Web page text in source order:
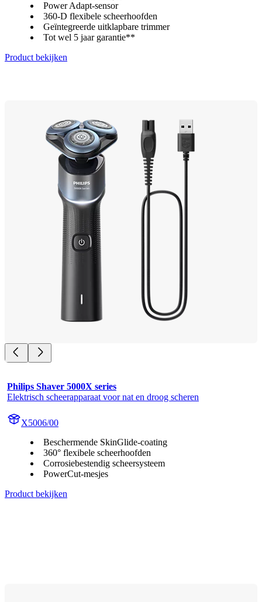
Power Adapt-sensor
360-D flexibele scheerhoofden
Geïntegreerde uitklapbare trimmer
Tot wel 5 jaar garantie**
Product bekijken
Philips Shaver 5000X series
Elektrisch scheerapparaat voor nat en droog scheren
X5006/00
Beschermende SkinGlide-coating
360° flexibele scheerhoofden
Corrosiebestendig scheersysteem
PowerCut-mesjes
Product bekijken